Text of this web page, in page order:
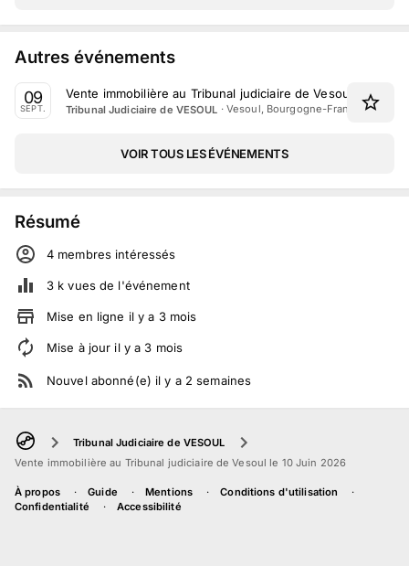
Autres événements
09
SEPT.
Vente immobilière au Tribunal judiciaire de Vesoul le 9
Tribunal Judiciaire de VESOUL · Vesoul, Bourgogne-Franche-Comté
VOIR TOUS LES ÉVÉNEMENTS
Résumé
4 membres intéressés
3 k vues de l'événement
Mise en ligne il y a 3 mois
Mise à jour il y a 3 mois
Nouvel abonné(e) il y a 2 semaines
Tribunal Judiciaire de VESOUL
Vente immobilière au Tribunal judiciaire de Vesoul le 10 Juin 2026
À propos Guide Mentions
Conditions d'utilisation
Confidentialité
Accessibilité